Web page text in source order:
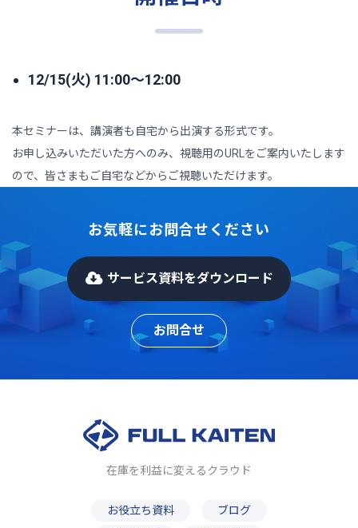
12/15(火) 11:00～12:00
本セミナーは、講演者も自宅から出演する形式です。
お申し込みいただいた方へのみ、視聴用のURLをご案内いたします
ので、皆さまもご自宅などからご視聴いただけます。
お気軽にお問合せください
サービス資料をダウンロード
お問合せ
在庫を利益に変えるクラウド
お役立ち資料
ブログ